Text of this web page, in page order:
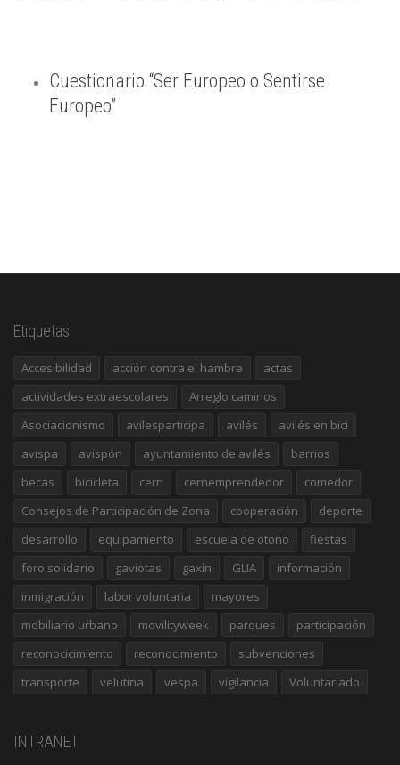
Cuestionario “Ser Europeo o Sentirse
Europeo”
Etiquetas
Accesibilidad acción contra el hambre
actas
actividades extraescolares
Arreglo caminos
Asociacionismo
avilesparticipa avilés
avilés en bici
avispa
avispón ayuntamiento de avilés
barrios
becas
bicicleta cern cernemprendedor
comedor
Consejos de Participación de Zona
cooperación
deporte
desarrollo
equipamiento escuela de otoño
fiestas
foro solidario
gaviotas gaxín GLIA
información
inmigración
labor voluntaria
mayores
mobiliario urbano
movilityweek parques
participación
reconocicimiento
reconocimiento
subvenciones
transporte
velutina vespa vigilancia Voluntariado
INTRANET